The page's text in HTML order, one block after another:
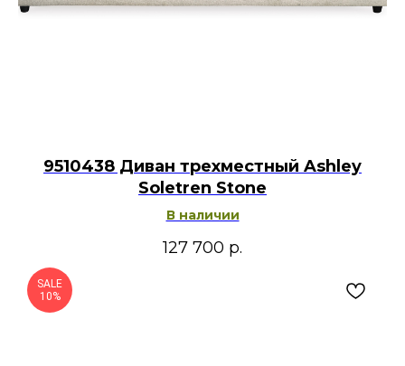
9510438 Диван трехместный Ashley
Soletren Stone
В наличии
127 700 р.
SALE
10%